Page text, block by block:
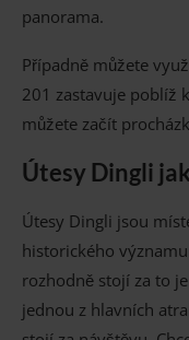
panorama.
Případně můžete
201 zastavuje poblíž
můžete začít
Útesy Dingli
Útesy Dingli jsou
historického
rozhodně stojí za to
jednou z hlavních